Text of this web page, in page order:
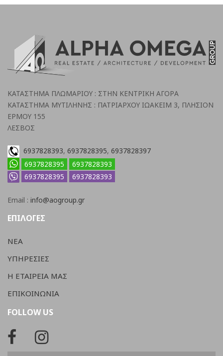
ΚΑΤΑΣΤΗΜΑ ΠΛΩΜΑΡΙΟΥ : ΣΤΗΝ ΚΕΝΤΡΙΚΗ ΑΓΟΡΑ
ΚΑΤΑΣΤΗΜΑ ΜΥΤΙΛΗΝΗΣ : ΠΑΤΡΙΑΡΧΟΥ ΙΩΑΚΕΙΜ 3, ΠΛΗΣΙΟΝ
ΕΡΜΟΥ 155
ΛΕΣΒΟΣ
6937828393, 6937828395, 6937828397
6937828395
6937828393
6937828395
6937828393
Email : info@aogroup.gr
ΕΠΙΛΟΓΕΣ
ΝΕΑ
ΥΠΗΡΕΣΙΕΣ
Η ΕΤΑΙΡΕΙΑ ΜΑΣ
ΕΠΙΚΟΙΝΩΝΙΑ
FOLLOW US